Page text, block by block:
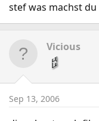
stef was machst
Vicious
Sep 13, 2006